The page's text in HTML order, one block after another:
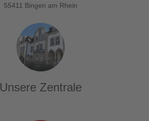
55411 Bingen am Rhein
Unsere Zentrale